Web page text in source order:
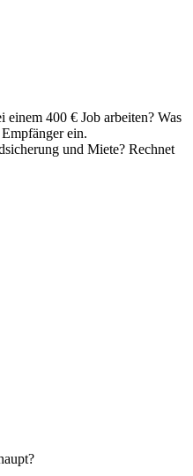
400 € Job arbeiten? Was
ein.
und Miete? Rechnet